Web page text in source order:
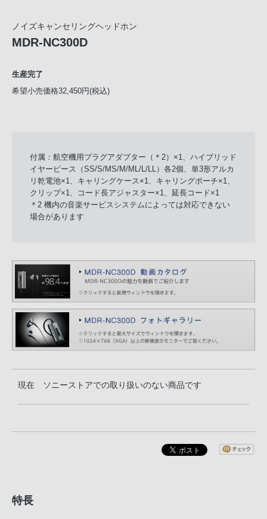
ノイズキャンセリングヘッドホン
MDR-NC300D
生産完了
希望小売価格32,450円(税込)
付属：航空機用プラグアダプター（＊2）×1、ハイブリッド
イヤーピース（SS/S/MS/M/ML/L/LL）各2個、単3形アルカ
リ乾電池×1、キャリングケース×1、キャリングポーチ×1、
クリップ×1、コード長アジャスター×1、延長コード×1
＊2 機内の音楽サービスシステムによっては対応できない
場合があります
現在 ソニーストアでの取り扱いのない商品です
特長